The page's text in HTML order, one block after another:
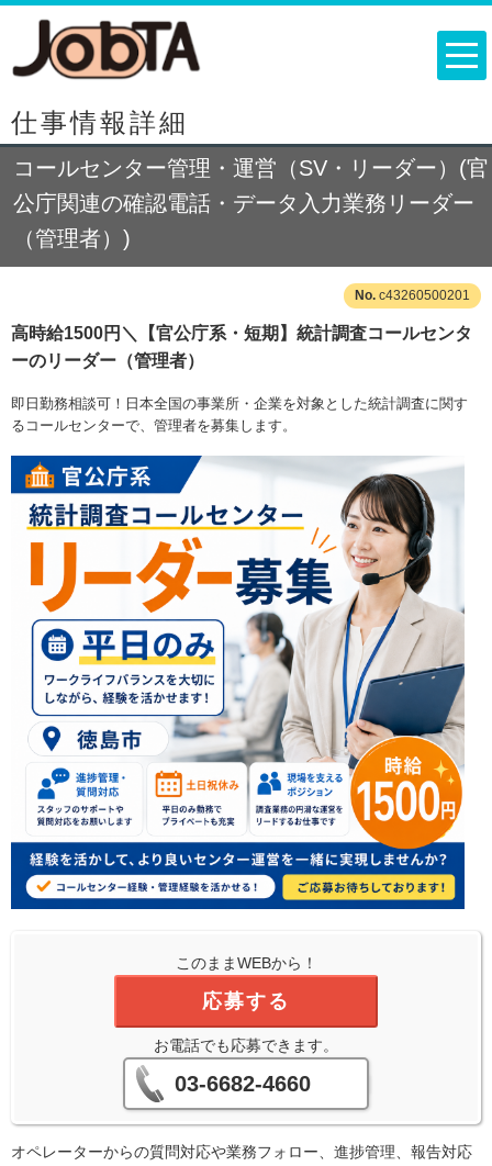
仕事情報詳細
コールセンター管理・運営（SV・リーダー）(官
公庁関連の確認電話・データ入力業務リーダー
（管理者）)
c43260500201
高時給1500円＼【官公庁系・短期】統計調査コールセンタ
ーのリーダー（管理者）
即日勤務相談可！日本全国の事業所・企業を対象とした統計調査に関す
るコールセンターで、管理者を募集します。
このままWEBから！
応募する
お電話でも応募できます。
03-6682-4660
オペレーターからの質問対応や業務フォロー、進捗管理、報告対応